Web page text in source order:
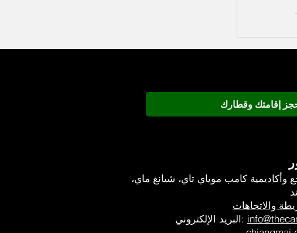
إقامتك وقطارك
وأكاديمية كامب موياي تاي، شيانغ ماي،
والاتجاهات
البريد الإلكتروني: